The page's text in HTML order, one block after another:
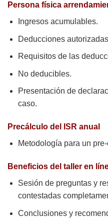
Persona física
Ingresos acumulables.
Deducciones
Requisitos de las
No deducibles.
Presentación de
caso.
Precálculo del ISR anual
Metodología para un
Beneficios del taller en
Sesión de preguntas y
contestadas
Conclusiones y